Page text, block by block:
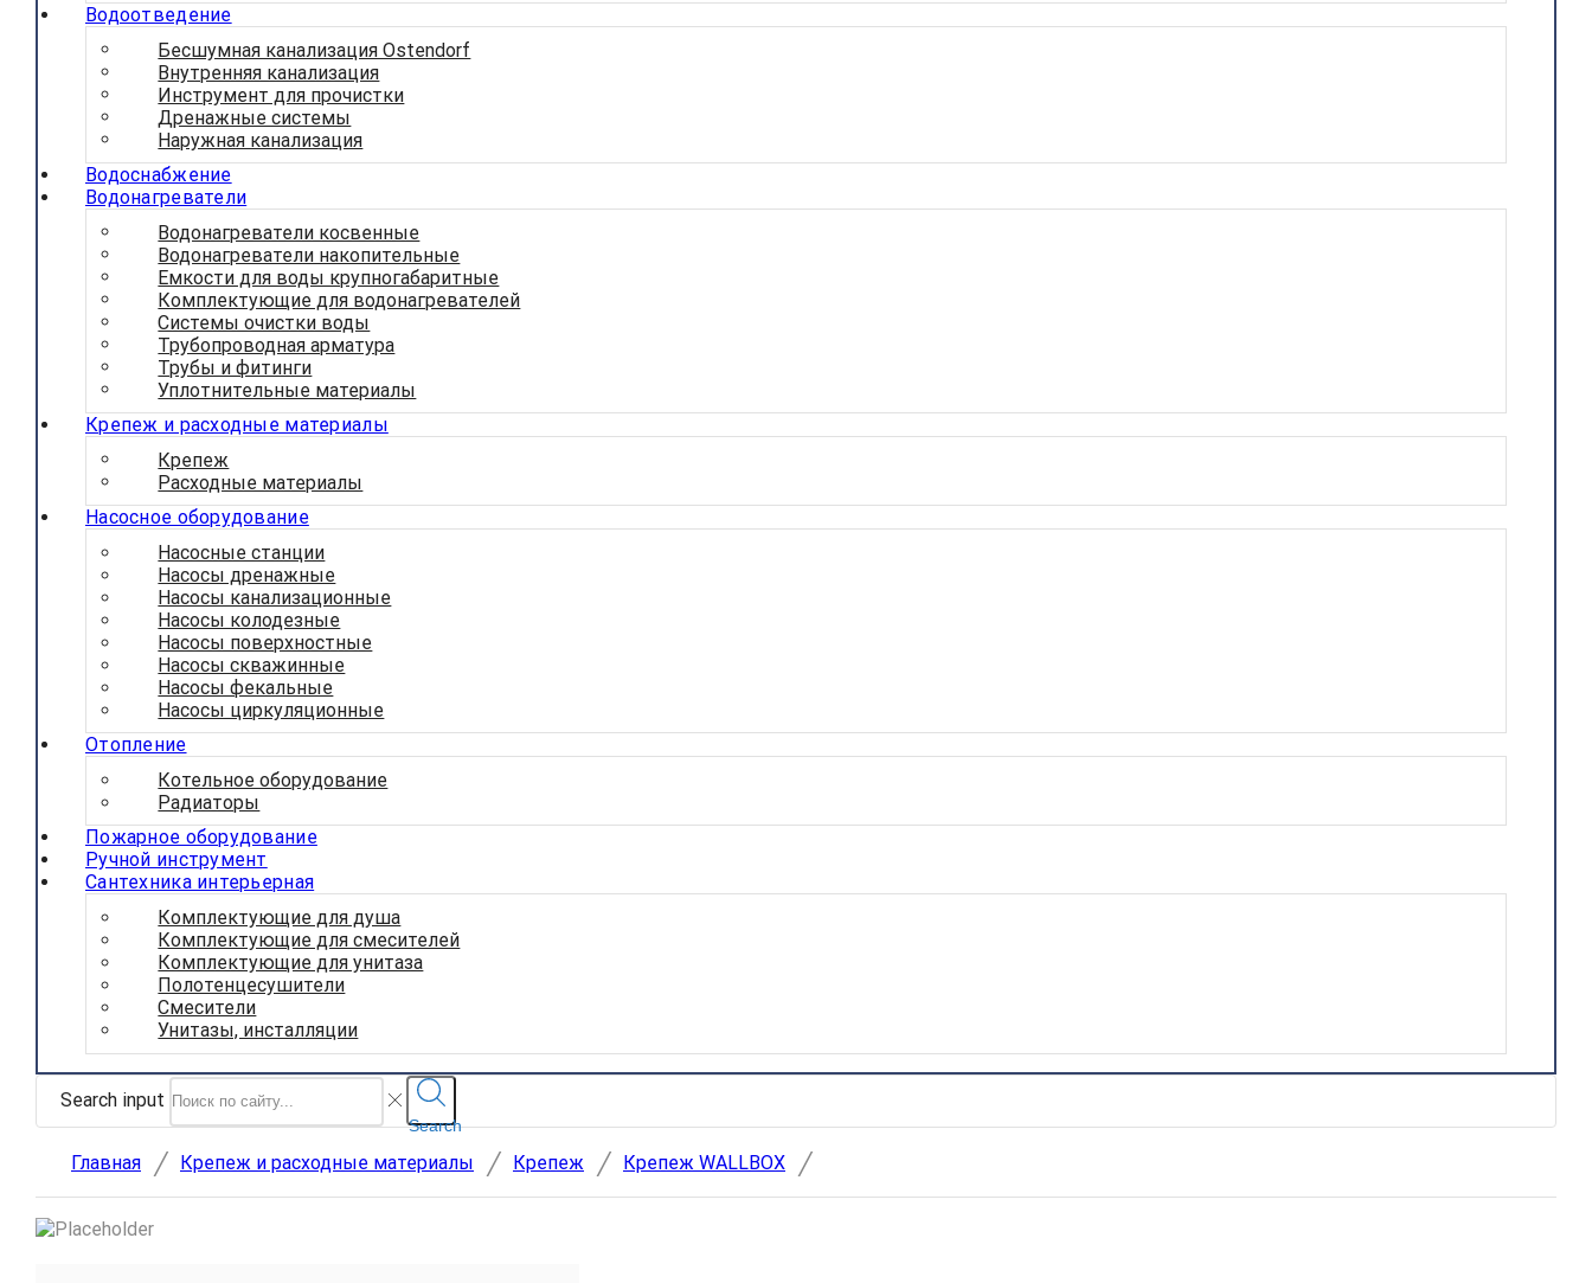
Водоотведение
Бесшумная канализация Ostendorf
Внутренняя канализация
Инструмент для прочистки
Дренажные системы
Наружная канализация
Водоснабжение
Водонагреватели
Водонагреватели косвенные
Водонагреватели накопительные
Емкости для воды крупногабаритные
Комплектующие для водонагревателей
Системы очистки воды
Трубопроводная арматура
Трубы и фитинги
Уплотнительные материалы
Крепеж и расходные материалы
Крепеж
Расходные материалы
Насосное оборудование
Насосные станции
Насосы дренажные
Насосы канализационные
Насосы колодезные
Насосы поверхностные
Насосы скважинные
Насосы фекальные
Насосы циркуляционные
Отопление
Котельное оборудование
Радиаторы
Пожарное оборудование
Ручной инструмент
Сантехника интерьерная
Комплектующие для душа
Комплектующие для смесителей
Комплектующие для унитаза
Полотенцесушители
Смесители
Унитазы, инсталляции
Search input
Search
Главная / Крепеж и расходные материалы / Крепеж / Крепеж WALLBOX /